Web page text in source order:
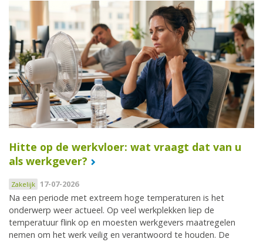
Hitte op de werkvloer: wat vraagt dat van u
als werkgever?
Zakelijk 17-07-2026
Na een periode met extreem hoge temperaturen is het
onderwerp weer actueel. Op veel werkplekken liep de
temperatuur flink op en moesten werkgevers maatregelen
nemen om het werk veilig en verantwoord te houden. De